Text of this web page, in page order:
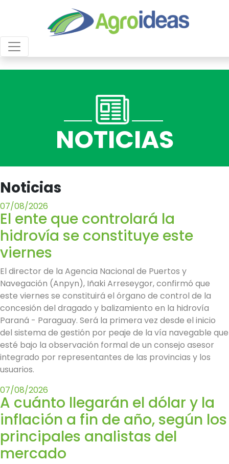
NOTICIAS
Noticias
07/08/2026
El ente que controlará la
hidrovía se constituye este
viernes
El director de la Agencia Nacional de Puertos y
Navegación (Anpyn), Iñaki Arreseygor, confirmó que
este viernes se constituirá el órgano de control de la
concesión del dragado y balizamiento en la hidrovía
Paraná - Paraguay. Será la primera vez desde el inicio
del sistema de gestión por peaje de la vía navegable que
esté bajo la observación formal de un consejo asesor
integrado por representantes de las provincias y los
usuarios.
07/08/2026
A cuánto llegarán el dólar y la
inflación a fin de año, según los
principales analistas del
mercado